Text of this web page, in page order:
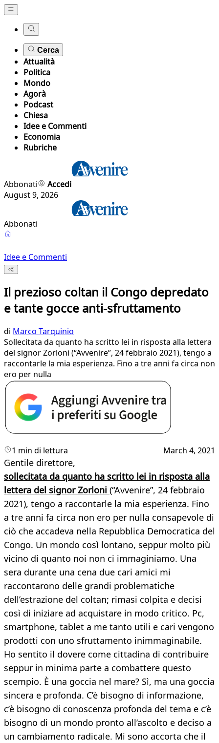
Cerca
Attualità
Politica
Mondo
Agorà
Podcast
Chiesa
Idee e Commenti
Economia
Rubriche
Abbonati
Accedi
August 9, 2026
Abbonati
Idee e Commenti
Il prezioso coltan il Congo depredato
e tante gocce anti-sfruttamento
di Marco Tarquinio
Sollecitata da quanto ha scritto lei in risposta alla lettera
del signor Zorloni (“Avvenire”, 24 febbraio 2021), tengo a
raccontarle la mia esperienza. Fino a tre anni fa circa non
ero per nulla
1 min di lettura March 4, 2021
Gentile direttore,
sollecitata da quanto ha scritto lei in risposta alla
lettera del signor Zorloni (“Avvenire”, 24 febbraio
2021), tengo a raccontarle la mia esperienza. Fino
a tre anni fa circa non ero per nulla consapevole di
ciò che accadeva nella Repubblica Democratica del
Congo. Un mondo così lontano, seppur molto più
vicino di quanto noi non ci immaginiamo. Una
sera durante una cena due cari amici mi
raccontarono delle grandi problematiche
dell’estrazione del coltan; rimasi colpita e decisi
così di iniziare ad acquistare in modo critico. Pc,
smartphone, tablet a me tanto utili e cari vengono
prodotti con uno sfruttamento inimmaginabile.
Ho sentito il dovere come cittadina di contribuire
seppur in minima parte a combattere questo
scempio. È una goccia nel mare? Sì, ma una goccia
sincera e profonda. C’è bisogno di informazione,
c’è bisogno di conoscenza profonda del tema e c’è
bisogno di un mondo pronto all’ascolto e deciso a
un cambiamento radicale. Mi sono accorta che il